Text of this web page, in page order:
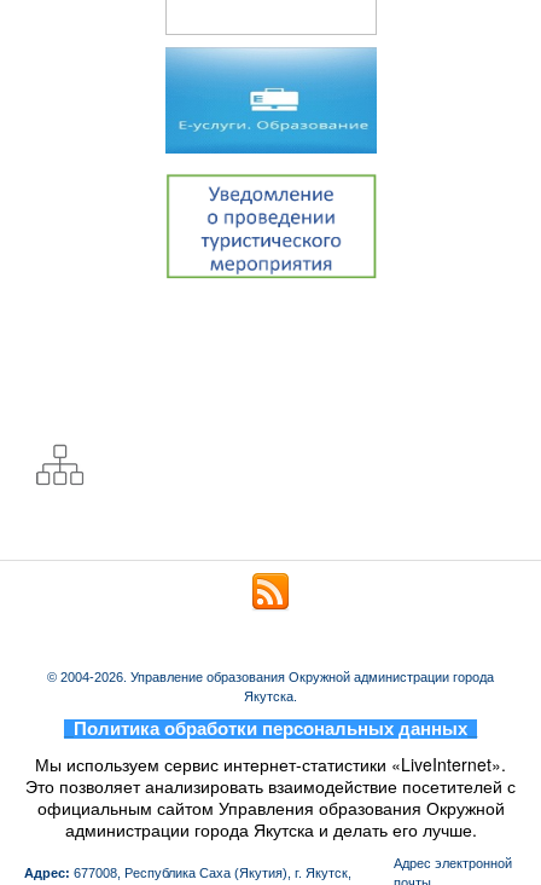
© 2004-2026. Управление образования Окружной администрации города
Якутска.
Политика обработки персональных данных
Мы используем сервис интернет-статистики «LiveInternet».
Это позволяет анализировать взаимодействие посетителей с
официальным сайтом Управления образования Окружной
администрации города Якутска и делать его лучше.
Адрес: 677008, Республика Саха (Якутия), г. Якутск,
Aдрес электронной